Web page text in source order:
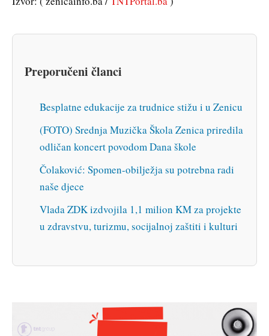
Preporučeni članci
Besplatne edukacije za trudnice stižu i u Zenicu
(FOTO) Srednja Muzička Škola Zenica priredila
odličan koncert povodom Dana škole
Čolaković: Spomen-obilježja su potrebna radi
naše djece
Vlada ZDK izdvojila 1,1 milion KM za projekte
u zdravstvu, turizmu, socijalnoj zaštiti i kulturi